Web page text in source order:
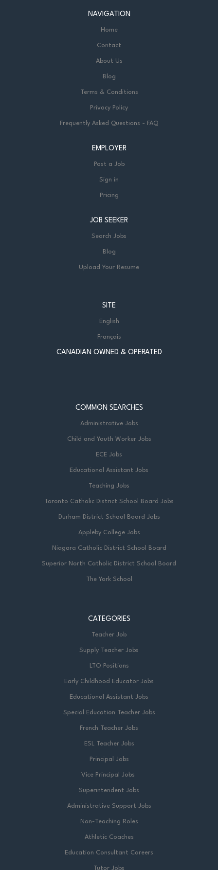
NAVIGATION
Home
Contact
About Us
Blog
Terms & Conditions
Privacy Policy
Frequently Asked Questions - FAQ
EMPLOYER
Post a Job
Sign in
Pricing
JOB SEEKER
Search Jobs
Blog
Upload Your Resume
SITE
English
Français
CANADIAN OWNED & OPERATED
COMMON SEARCHES
Administrative Jobs
Child and Youth Worker Jobs
ECE Jobs
Educational Assistant Jobs
Teaching Jobs
Toronto Catholic District School Board Jobs
Durham District School Board Jobs
Appleby College Jobs
Niagara Catholic District School Board
Superior North Catholic District School Board
The York School
CATEGORIES
Teacher Job
Supply Teacher Jobs
LTO Positions
Early Childhood Educator Jobs
Educational Assistant Jobs
Special Education Teacher Jobs
French Teacher Jobs
ESL Teacher Jobs
Principal Jobs
Vice Principal Jobs
Superintendent Jobs
Administrative Support Jobs
Non-Teaching Roles
Athletic Coaches
Education Consultant Careers
Tutor Jobs